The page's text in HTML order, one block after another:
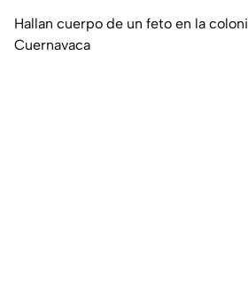
Hallan cuerpo de un feto en la
Cuernavaca